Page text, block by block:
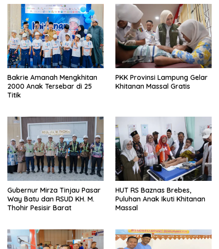
Bakrie Amanah Mengkhitan
2000 Anak Tersebar di 25
Titik
PKK Provinsi Lampung Gelar
Khitanan Massal Gratis
Gubernur Mirza Tinjau Pasar
Way Batu dan RSUD KH. M.
Thohir Pesisir Barat
HUT RS Baznas Brebes,
Puluhan Anak Ikuti Khitanan
Massal